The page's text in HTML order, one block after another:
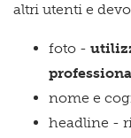
altri utenti e
foto -
nome e
headline -